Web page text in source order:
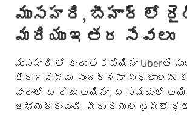
ముసహరి, బీహార్ లో
మరియు ఇతర సేవలు
ముసహరి లో కారు లేకపోయినా Uberతో
తిరగవచ్చు. సందర్శనా స్థలాలను
వారంలో ఏ రోజు అయినా, ఏ సమయంలో
అభ్యర్థించండి. మీరు రియల్ టైమ్‌లో